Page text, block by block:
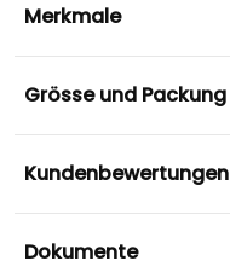
Merkmale
Grösse und Packung
Kundenbewertungen
Dokumente